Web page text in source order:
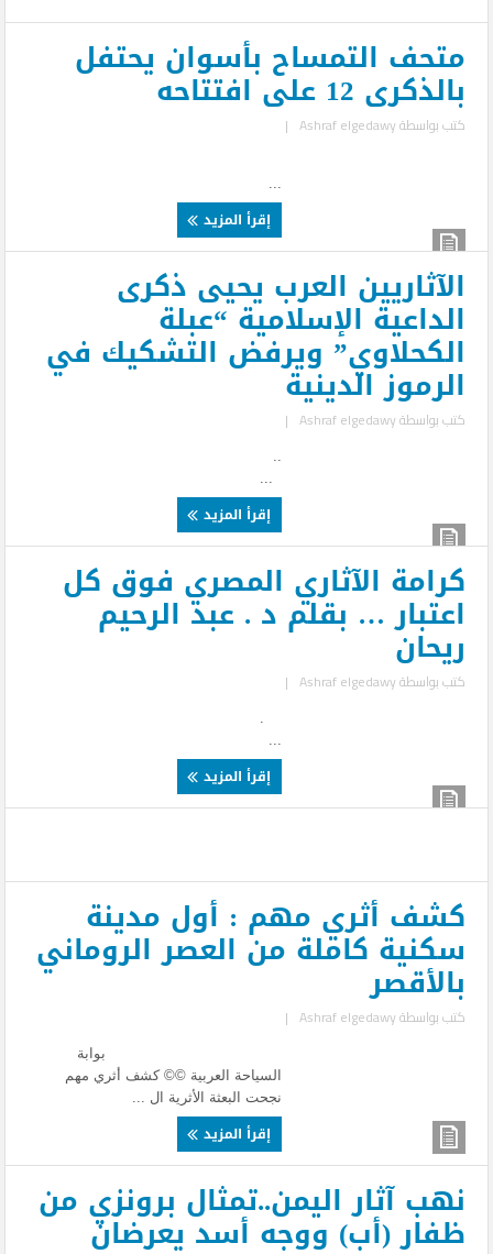
متحف التمساح بأسوان يحتفل
بالذكرى 12 على افتتاحه
كتب بواسطةAshraf elgedawy
|
إقرأ المزيد
الآثاريين العرب يحيى ذكرى
الداعية الإسلامية “عبلة
الكحلاوي” ويرفض التشكيك في
الرموز الدينية
كتب بواسطةAshraf elgedawy
|
إقرأ المزيد
كرامة الآثاري المصري فوق كل
اعتبار … بقلم د . عبد الرحيم
ريحان
كتب بواسطةAshraf elgedawy
|
إقرأ المزيد
كشف أثري مهم : أول مدينة
سكنية كاملة من العصر الروماني
بالأقصر
كتب بواسطةAshraf elgedawy
|
بوابة
السياحة العربية ©© كشف أثري مهم
نجحت البعثة الأثرية ال ...
إقرأ المزيد
نهب آثار اليمن..تمثال برونزي من
ظفار (أب) ووجه أسد يعرضان